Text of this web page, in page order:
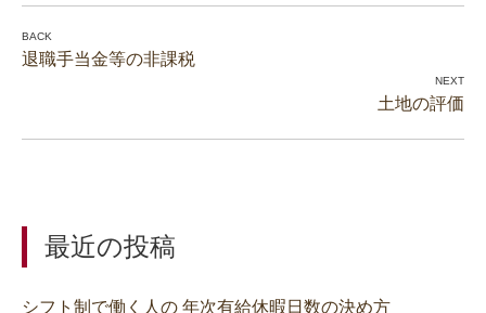
退職手当金等の非課税
土地の評価
最近の投稿
シフト制で働く人の 年次有給休暇日数の決め方